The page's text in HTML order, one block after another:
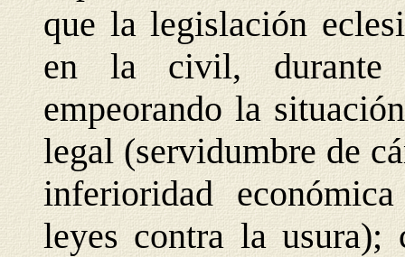
que la legislación
en la civil, durante
empeorando la
legal (servidumbre de
inferioridad
leyes contra la usura);